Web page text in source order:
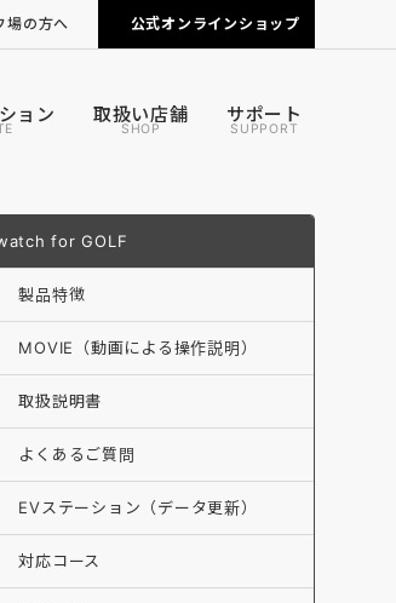
場の方へ
ナビの導入について
公式オンラインショップ
ョン 取扱い店舗
SHOP
サポート
SUPPORT
for GOLF
製品特徴
MOVIE（動画による操作説明）
取扱説明書
よくあるご質問
EVステーション（データ更新）
対応コース